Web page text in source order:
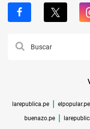
larepublica.pe elpopular.pe
buenazo.pe